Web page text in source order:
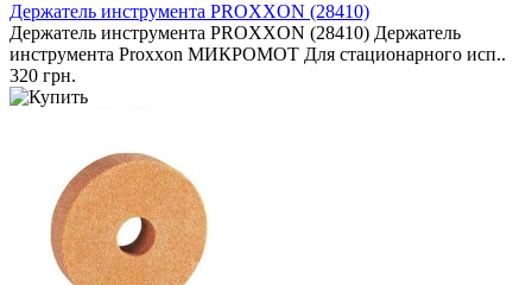
Держатель инструмента PROXXON (28410)
Держатель инструмента PROXXON (28410) Держатель
инструмента Proxxon МИКРОМОТ Для стационарного исп..
320 грн.